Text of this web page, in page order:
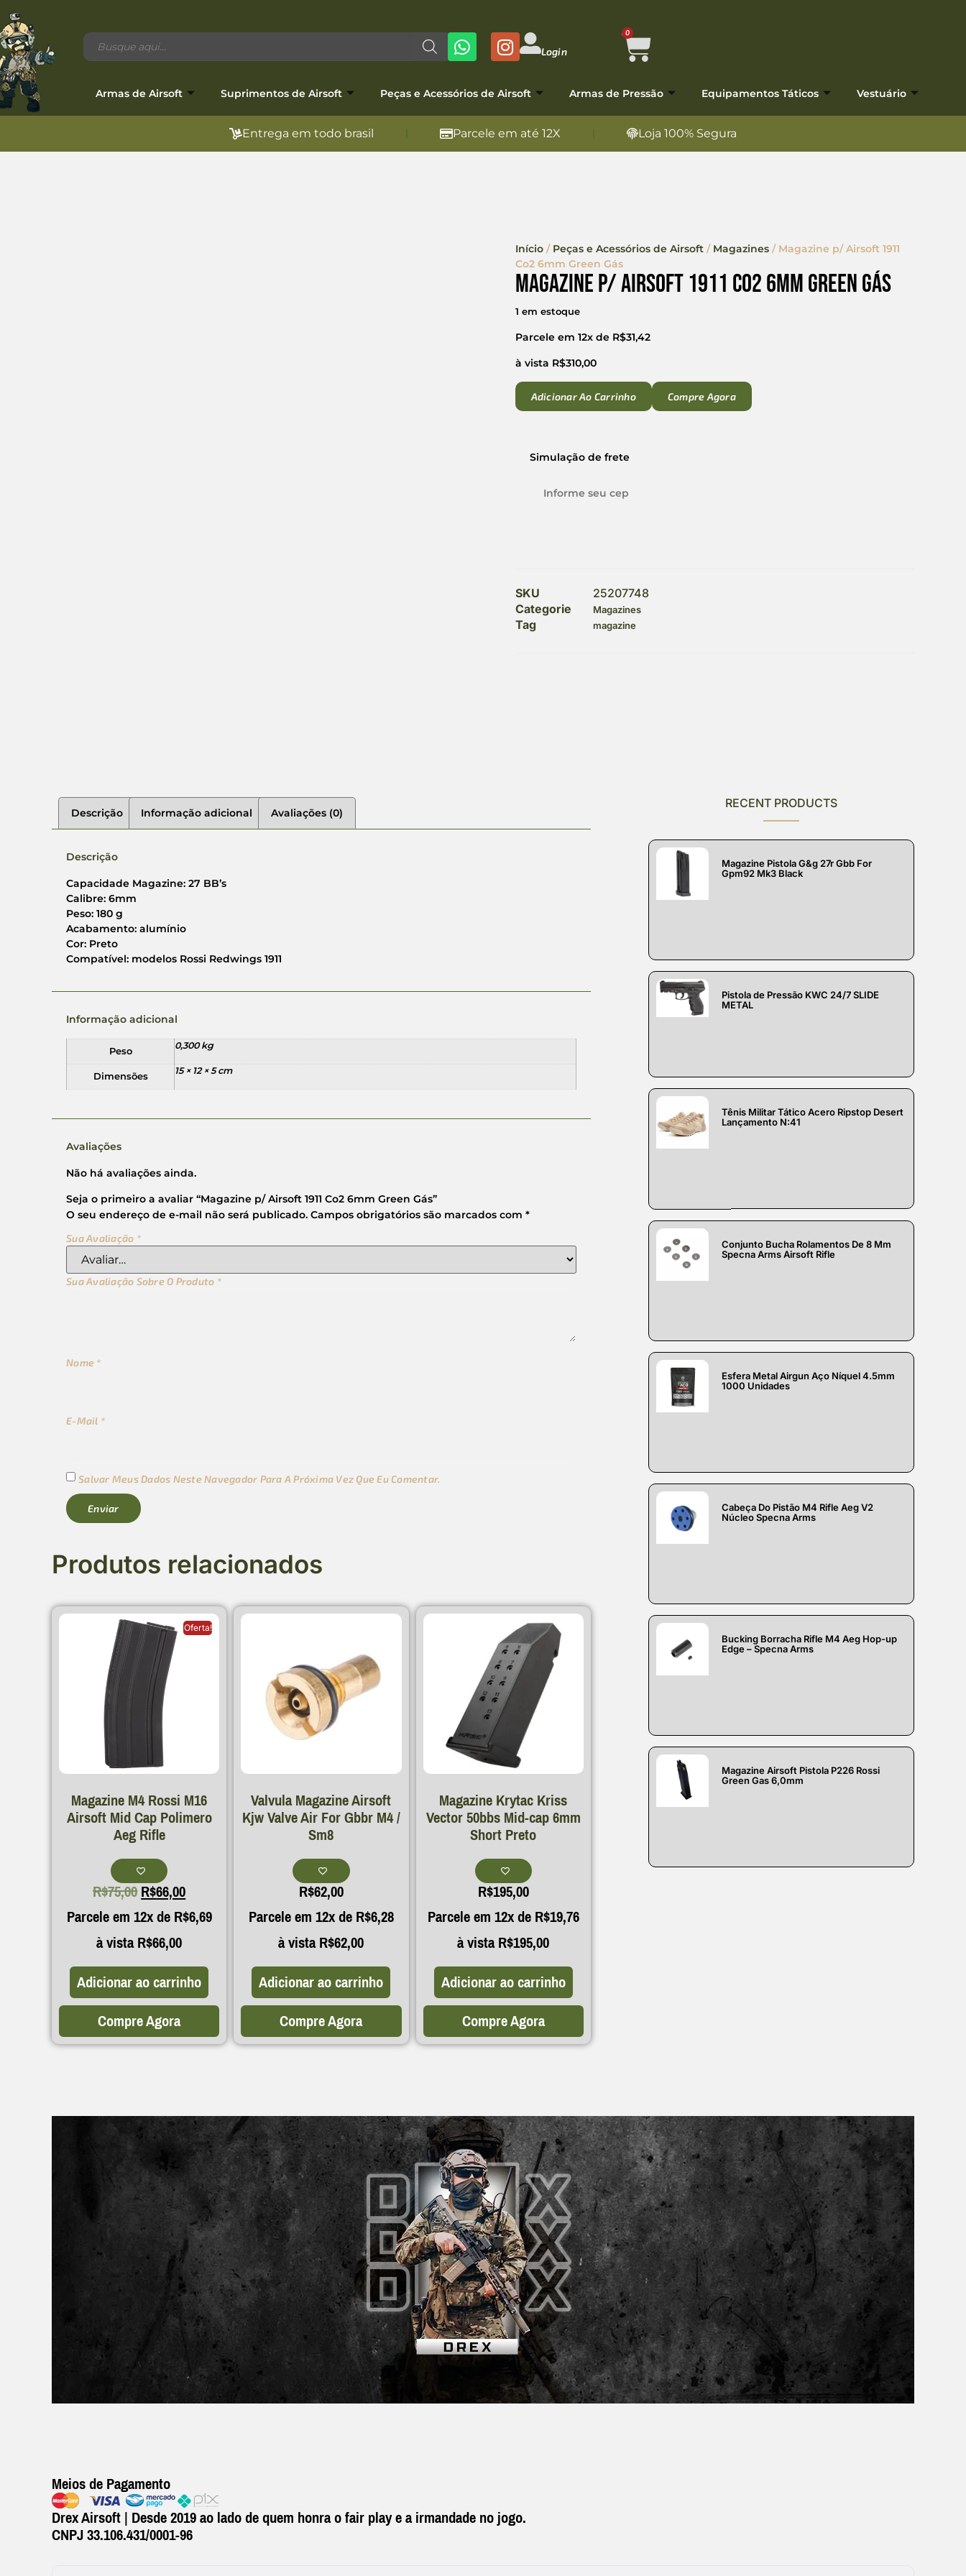
Login
0
Armas de Airsoft Suprimentos de Airsoft Peças e Acessórios de Airsoft Armas de Pressão Equipamentos Táticos Vestuário
Entrega em todo brasil Parcele em até 12X Loja 100% Segura
Início/ Peças e Acessórios de Airsoft/ Magazines/ Magazine p/ Airsoft 1911
Co2 6mm Green Gás
Magazine p/ Airsoft 1911 Co2 6mm Green Gás
1 em estoque
Parcele em 12x de R$31,42
à vista R$310,00
Adicionar Ao Carrinho Compre Agora
Simulação de frete
SKU
25207748
Categorie
Magazines
Tag magazine
Descrição Informação adicional Avaliações (0)
Descrição
Capacidade Magazine: 27 BB’s
Calibre: 6mm
Peso: 180 g
Acabamento: alumínio
Cor: Preto
Compatível: modelos Rossi Redwings 1911
Informação adicional
Peso
0,300 kg
Dimensões
15 × 12 × 5 cm
Avaliações
Não há avaliações ainda.
Seja o primeiro a avaliar “Magazine p/ Airsoft 1911 Co2 6mm Green Gás”
O seu endereço de e-mail não será publicado. Campos obrigatórios são marcados com *
Sua Avaliação *
Sua Avaliação Sobre O Produto *
Nome *
E-Mail *
Salvar Meus Dados Neste Navegador Para A Próxima Vez Que Eu Comentar.
Produtos relacionados
Oferta!
Magazine M4 Rossi M16
Airsoft Mid Cap Polimero
Aeg Rifle
R$75,00R$66,00
Parcele em 12x deR$6,69
à vistaR$66,00
Adicionar ao carrinho
Compre Agora
Valvula Magazine Airsoft
Kjw Valve Air For Gbbr M4 /
Sm8
R$62,00
Parcele em 12x deR$6,28
à vistaR$62,00
Adicionar ao carrinho
Compre Agora
Magazine Krytac Kriss
Vector 50bbs Mid-cap 6mm
Short Preto
R$195,00
Parcele em 12x deR$19,76
à vistaR$195,00
Adicionar ao carrinho
Compre Agora
RECENT PRODUCTS
Magazine Pistola G&g 27r Gbb For
Gpm92 Mk3 Black
Pistola de Pressão KWC 24/7 SLIDE
METAL
Tênis Militar Tático Acero Ripstop Desert
Lançamento N:41
Conjunto Bucha Rolamentos De 8 Mm
Specna Arms Airsoft Rifle
Esfera Metal Airgun Aço Níquel 4.5mm
1000 Unidades
Cabeça Do Pistão M4 Rifle Aeg V2
Núcleo Specna Arms
Bucking Borracha Rifle M4 Aeg Hop-up
Edge – Specna Arms
Magazine Airsoft Pistola P226 Rossi
Green Gas 6,0mm
Meios de Pagamento
Drex Airsoft | Desde 2019 ao lado de quem honra o fair play e a irmandade no jogo.
CNPJ 33.106.431/0001-96